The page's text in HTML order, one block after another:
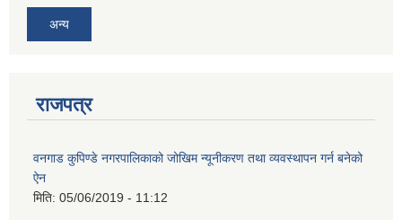
अन्य
राजपत्र
वनगाड कुपिण्डे नगरपालिकाको जोखिम न्यूनीकरण तथा व्यवस्थापन गर्न बनेको
ऐन
मिति: 05/06/2019 - 11:12